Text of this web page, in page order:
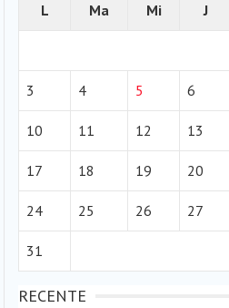
L Ma Mi J
3 4 5 6
10 11 12 13
17 18 19 20
24 25 26 27
31
RECENTE